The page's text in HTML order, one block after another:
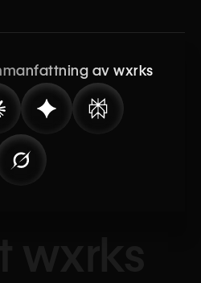
av wxrks